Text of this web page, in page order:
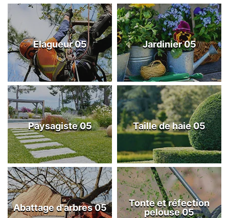
Elagueur 05 Jardinier 05
Paysagiste 05 Taille de haie 05
Abattage d'arbres 05
Tonte et réfection
pelouse 05